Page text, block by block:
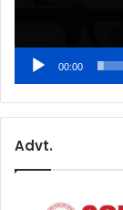
00:00
Advt.